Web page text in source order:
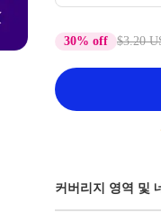
30% off $3.20
커버리지 영역 및